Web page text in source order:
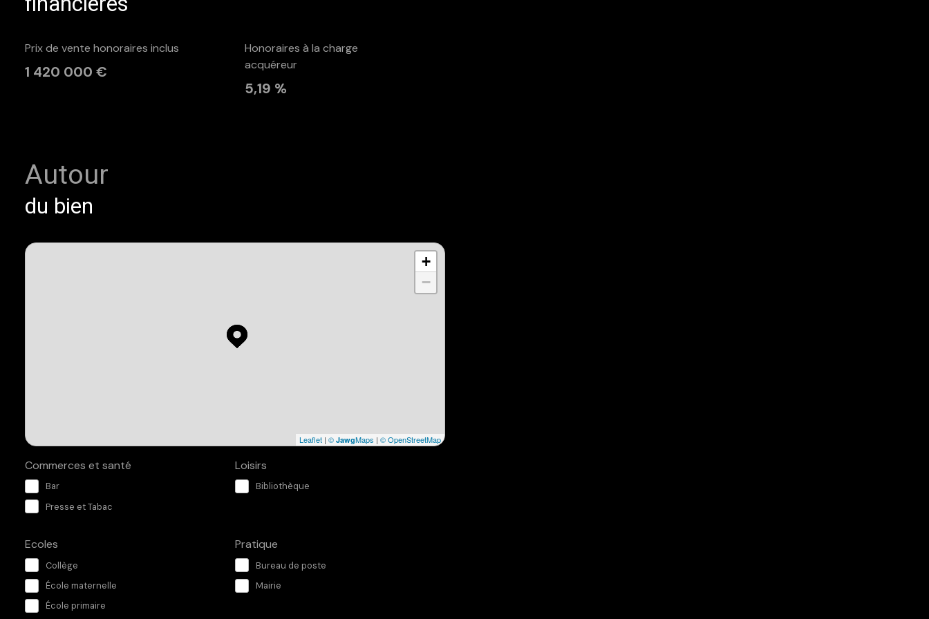
Accès : desserte assurée par servitude de passage existante
Prix de vente honoraires inclus
1 420 000 €
Honoraires à la charge
acquéreur
5,19 %
Autour
du bien
+
−
Leaflet | © JawgMaps | © OpenStreetMap
Commerces et santé
Bar
Presse et Tabac
Loisirs
Bibliothèque
Ecoles
Collège
École maternelle
École primaire
Pratique
Bureau de poste
Mairie